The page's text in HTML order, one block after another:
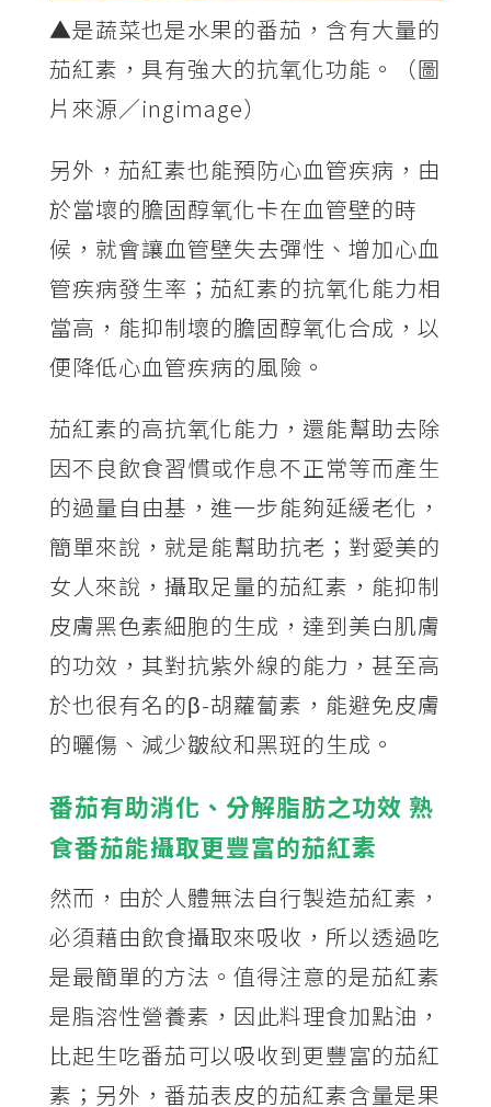
▲是蔬菜也是水果的番茄，含有大量的
茄紅素，具有強大的抗氧化功能。（圖
片來源／ingimage）
另外，茄紅素也能預防心血管疾病，由
於當壞的膽固醇氧化卡在血管壁的時
候，就會讓血管壁失去彈性、增加心血
管疾病發生率；茄紅素的抗氧化能力相
當高，能抑制壞的膽固醇氧化合成，以
便降低心血管疾病的風險。
茄紅素的高抗氧化能力，還能幫助去除
因不良飲食習慣或作息不正常等而產生
的過量自由基，進一步能夠延緩老化，
簡單來說，就是能幫助抗老；對愛美的
女人來說，攝取足量的茄紅素，能抑制
皮膚黑色素細胞的生成，達到美白肌膚
的功效，其對抗紫外線的能力，甚至高
於也很有名的β-胡蘿蔔素，能避免皮膚
的曬傷、減少皺紋和黑斑的生成。
番茄有助消化、分解脂肪之功效 熟
食番茄能攝取更豐富的茄紅素
然而，由於人體無法自行製造茄紅素，
必須藉由飲食攝取來吸收，所以透過吃
是最簡單的方法。值得注意的是茄紅素
是脂溶性營養素，因此料理食加點油，
比起生吃番茄可以吸收到更豐富的茄紅
素；另外，番茄表皮的茄紅素含量是果